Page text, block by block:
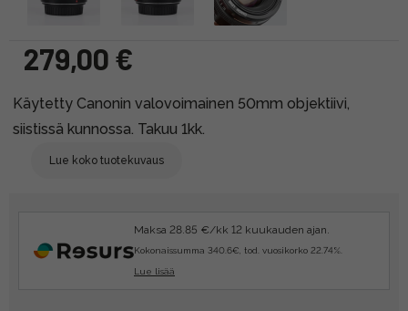
279,00 €
Käytetty Canonin valovoimainen 50mm objektiivi,
siistissä kunnossa. Takuu 1kk.
Lue koko tuotekuvaus
Maksa 28.85 €/kk 12 kuukauden ajan.
Kokonaissumma 340.6€, tod. vuosikorko 22.74%.
Lue lisää